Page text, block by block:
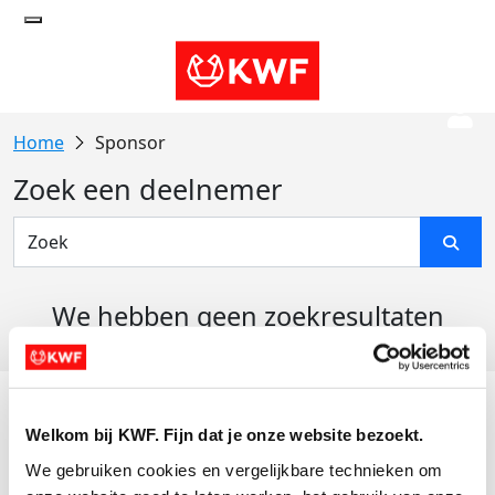
Welkom bij KWF. Fijn dat je onze website bezoekt.
We gebruiken cookies en vergelijkbare technieken om
Sponsor
Zoek een deelnemer
We hebben geen zoekresultaten
Actiematerialen
Evenementen